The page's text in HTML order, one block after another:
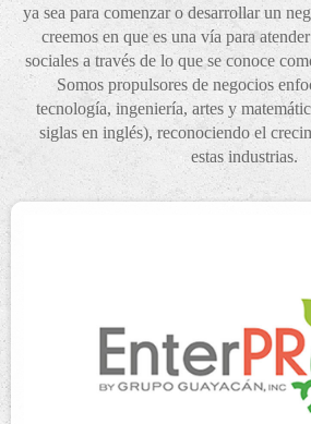
ya sea para comenzar o desarrollar un
creemos en que es una vía para
sociales a través de lo que se conoce
Somos propulsores de negocios
tecnología, ingeniería, artes y
siglas en inglés), reconociendo el
estas industrias.